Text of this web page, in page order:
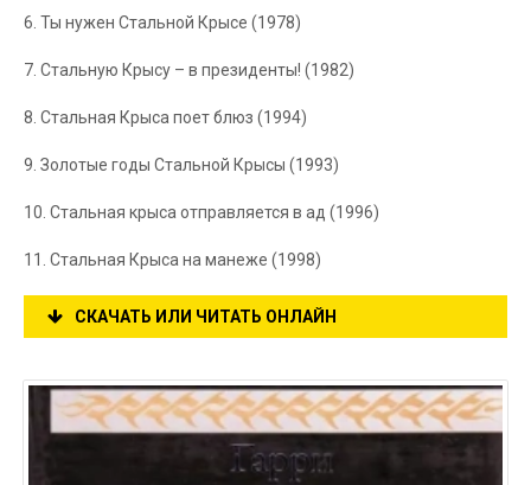
6. Ты нужен Стальной Крысе (1978)
7. Стальную Крысу – в президенты! (1982)
8. Стальная Крыса поет блюз (1994)
9. Золотые годы Стальной Крысы (1993)
10. Стальная крыса отправляется в ад (1996)
11. Стальная Крыса на манеже (1998)
СКАЧАТЬ ИЛИ ЧИТАТЬ ОНЛАЙН